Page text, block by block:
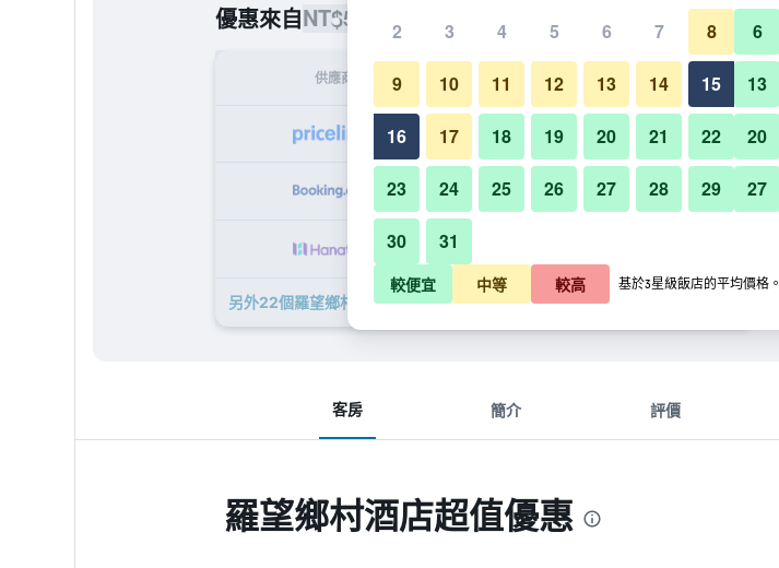
優惠來自NT$5,068
供應商 每晚總額
NT$5,068 查看優惠
NT$5,249 查看優惠
另外22個羅望鄉村酒店​的優惠
客房 簡介 評價
羅望鄉村酒店超值優惠
2 3 4 5 6 7 8
9 10 11 12 13 14 15
16 17 18 19 20 21 22
23 24 25 26 27 28 29
30 31
6
13
20
27
較便宜 中等 較高 基於3星級飯店的平均價格。